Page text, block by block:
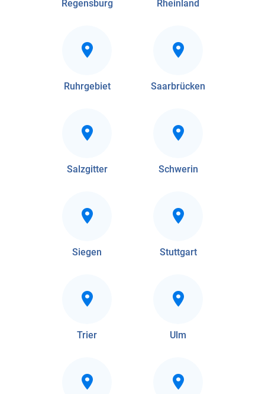
Regensburg Rheinland
Ruhrgebiet Saarbrücken
Salzgitter Schwerin
Siegen Stuttgart
Trier Ulm